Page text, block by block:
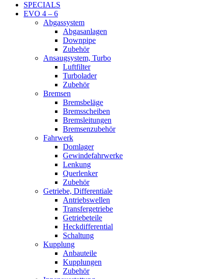
SPECIALS
EVO 4 – 6
Abgassystem
Abgasanlagen
Downpipe
Zubehör
Ansaugsystem, Turbo
Luftfilter
Turbolader
Zubehör
Bremsen
Bremsbeläge
Bremsscheiben
Bremsleitungen
Bremsenzubehör
Fahrwerk
Domlager
Gewindefahrwerke
Lenkung
Querlenker
Zubehör
Getriebe, Differentiale
Antriebswellen
Transfergetriebe
Getriebeteile
Heckdifferential
Schaltung
Kupplung
Anbauteile
Kupplungen
Zubehör